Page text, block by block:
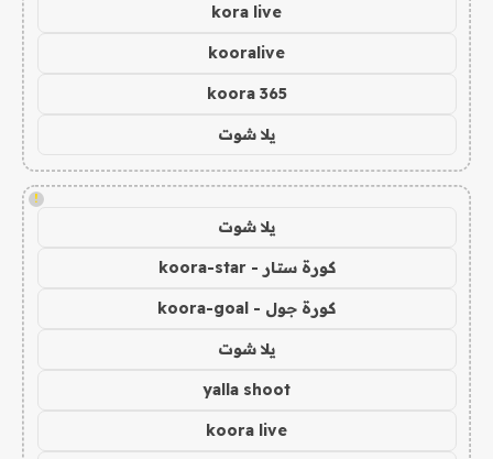
kora live
kooralive
koora 365
يلا شوت
!
يلا شوت
كورة ستار - koora-star
كورة جول - koora-goal
يلا شوت
yalla shoot
koora live